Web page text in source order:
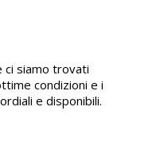
ci siamo trovati
condizioni e i
e disponibili.